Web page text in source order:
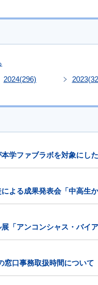
2024(296) 2023
学ファブラボを対象にし
よる成果発表会「中高生
「アンコンシャス・バイ
窓口事務取扱時間について